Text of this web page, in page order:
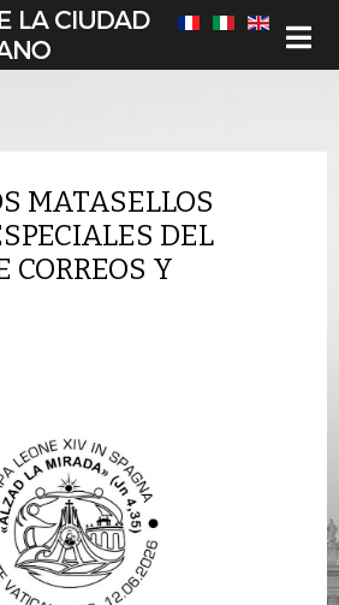
MATASELLOS
DEL
CORREOS Y